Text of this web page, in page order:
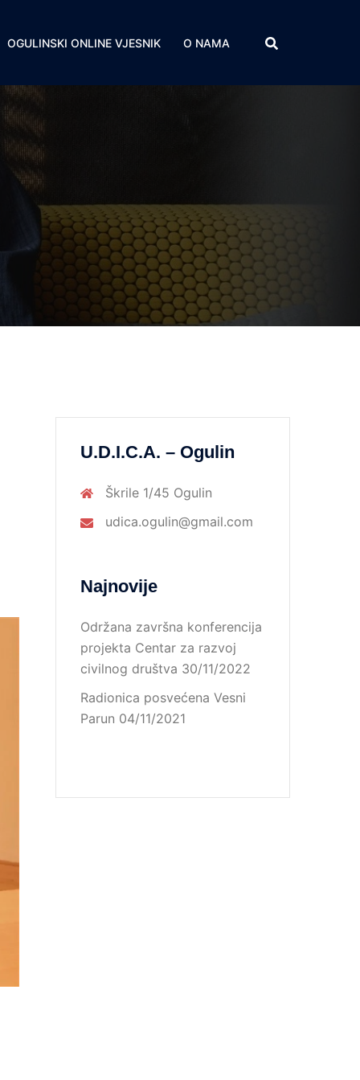
OGULINSKI ONLINE VJESNIK O NAMA
U.D.I.C.A. – Ogulin
Škrile 1/45 Ogulin
udica.ogulin@gmail.com
Najnovije
Održana završna konferencija
projekta Centar za razvoj
civilnog društva 30/11/2022
Radionica posvećena Vesni
Parun 04/11/2021